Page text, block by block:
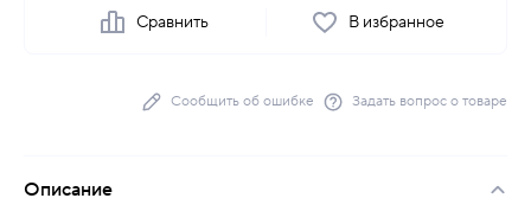
Сравнить В избранное
Сообщить об ошибке Задать вопрос о товаре
Описание